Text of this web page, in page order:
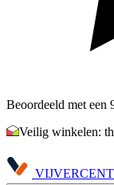
Beoordeeld met een
Veilig winkelen:
VIJVER